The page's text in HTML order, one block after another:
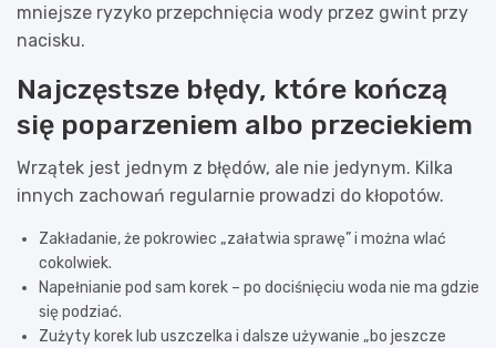
mniejsze ryzyko przepchnięcia wody przez gwint przy
nacisku.
Najczęstsze błędy, które kończą
się poparzeniem albo przeciekiem
Wrzątek jest jednym z błędów, ale nie jedynym. Kilka
innych zachowań regularnie prowadzi do kłopotów.
Zakładanie, że pokrowiec „załatwia sprawę” i można wlać
cokolwiek.
Napełnianie pod sam korek – po dociśnięciu woda nie ma gdzie
się podziać.
Zużyty korek lub uszczelka i dalsze używanie „bo jeszcze